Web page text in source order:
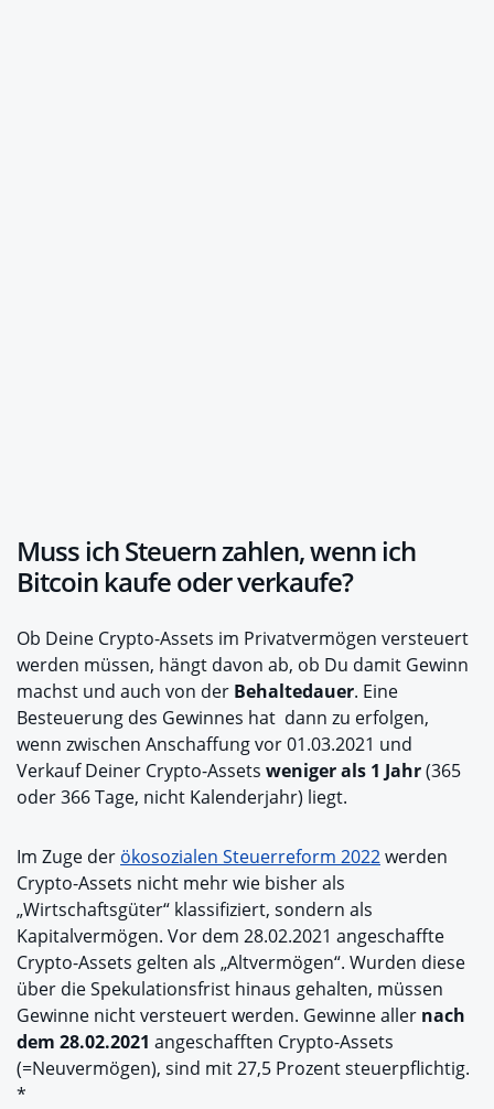
Muss ich Steuern zahlen, wenn ich
Bitcoin kaufe oder verkaufe?
Ob Deine Crypto-Assets im Privatvermögen versteuert
werden müssen, hängt davon ab, ob Du damit Gewinn
machst und auch von der Behaltedauer. Eine
Besteuerung des Gewinnes hat dann zu erfolgen,
wenn zwischen Anschaffung vor 01.03.2021 und
Verkauf Deiner Crypto-Assets weniger als 1 Jahr(365
oder 366 Tage, nicht Kalenderjahr) liegt.
Im Zuge der ökosozialen Steuerreform 2022werden
Crypto-Assets nicht mehr wie bisher als
„Wirtschaftsgüter“ klassifiziert, sondern als
Kapitalvermögen. Vor dem 28.02.2021 angeschaffte
Crypto-Assets gelten als „Altvermögen“. Wurden diese
über die Spekulationsfrist hinaus gehalten, müssen
Gewinne nicht versteuert werden. Gewinne aller nach
dem 28.02.2021 angeschafften Crypto-Assets
(=Neuvermögen), sind mit 27,5 Prozent steuerpflichtig.
*